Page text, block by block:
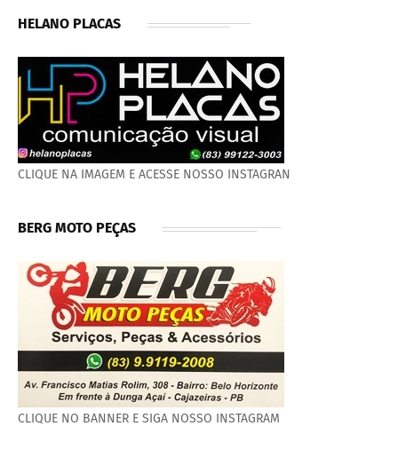
HELANO PLACAS
CLIQUE NA IMAGEM E ACESSE NOSSO INSTAGRAN
BERG MOTO PEÇAS
CLIQUE NO BANNER E SIGA NOSSO INSTAGRAM